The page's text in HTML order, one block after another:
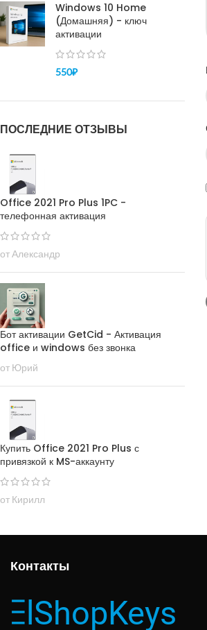
Windows 10 Home
(Домашняя) - ключ
активации
550₽
ПОСЛЕДНИЕ ОТЗЫВЫ
Office 2021 Pro Plus 1PC -
телефонная активация
от Александр
Бот активации GetCid - Активация
office и windows без звонка
от Юрий
Купить Office 2021 Pro Plus с
привязкой к MS-аккаунту
от Кирилл
Контакты